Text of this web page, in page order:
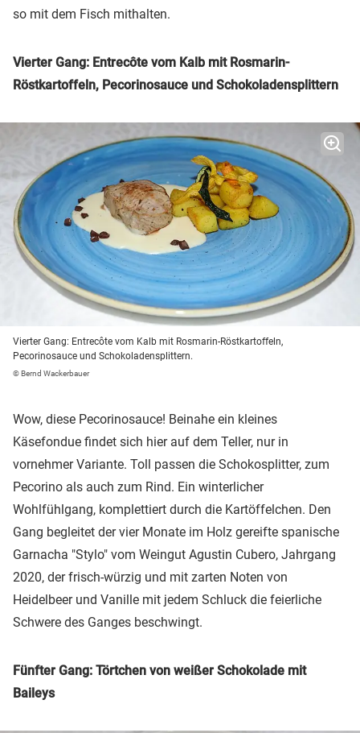
so mit dem Fisch mithalten.
Vierter Gang: Entrecôte vom Kalb mit Rosmarin-
Röstkartoffeln, Pecorinosauce und Schokoladensplittern
Vierter Gang: Entrecôte vom Kalb mit Rosmarin-Röstkartoffeln,
Pecorinosauce und Schokoladensplittern.
© Bernd Wackerbauer
Wow, diese Pecorinosauce! Beinahe ein kleines
Käsefondue findet sich hier auf dem Teller, nur in
vornehmer Variante. Toll passen die Schokosplitter, zum
Pecorino als auch zum Rind. Ein winterlicher
Wohlfühlgang, komplettiert durch die Kartöffelchen. Den
Gang begleitet der vier Monate im Holz gereifte spanische
Garnacha "Stylo" vom Weingut Agustin Cubero, Jahrgang
2020, der frisch-würzig und mit zarten Noten von
Heidelbeer und Vanille mit jedem Schluck die feierliche
Schwere des Ganges beschwingt.
Fünfter Gang: Törtchen von weißer Schokolade mit
Baileys